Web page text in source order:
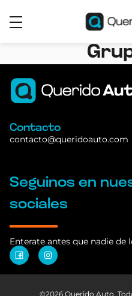
Contacto
contacto@queridoauto.com
Seguinos en
sociales
Enterate antes que nadie
©2026 Querido Auto.